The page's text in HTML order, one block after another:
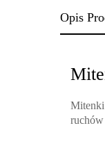
Opis
Mitenki